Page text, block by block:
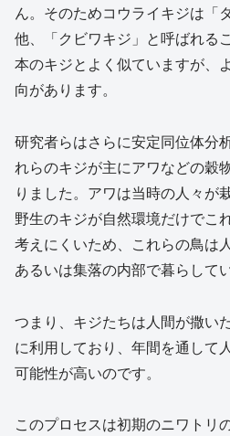
ん。そのためコウライキジは「
他、「クビワキジ」と呼ばれる
本のキジとよく似ていますが、
向があります。
研究者らはさらに安定同位体分
れらのキジが主にアワなどの穀
りました。アワは当時の人々が
野生のキジが自然環境だけでこ
考えにくいため、これらの鳥は
あるいは集落の内部で暮らして
つまり、キジたちは人間が撒い
に利用しており、年間を通して
可能性が高いのです。
このプロセスは初期のニワトリ